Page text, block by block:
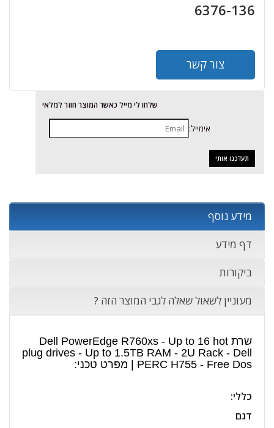
6376-136
צור קשר
שלחו לי מייל כאשר המוצר חוזר למלאי
אימייל:
מידע נוסף
דף מידע
ביקורות
מעוניין לשאול שאלה לגבי המוצר הזה ?
שרת Dell PowerEdge R760xs - Up to 16 hot
plug drives - Up to 1.5TB RAM - 2U Rack - Dell
PERC H755 - Free Dos | מפרט טכני:
כללי:
דגם